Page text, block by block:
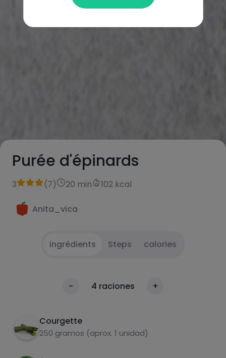
Purée d'épinards
3 (7) 20 min 102 kcal
Anita_vica
ingrédients Steps calories
- 4 raciones +
Courgette
250 gramos (aprox. 1 unidad)
Laver, couper et cuire les légumes